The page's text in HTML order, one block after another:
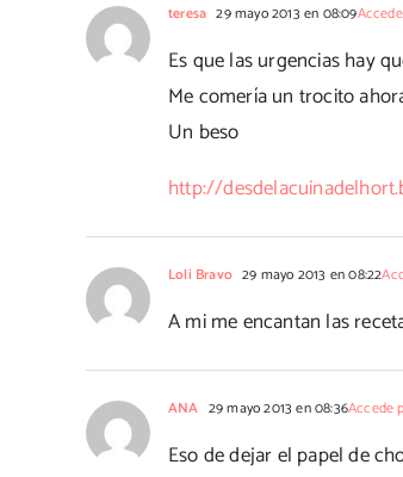
teresa 29 mayo 2013 en 08:09
Es que las urgencias hay
Me comería un trocito
Un beso
http://
Loli Bravo 29 mayo 2013 en 08:22
A mi me encantan las
ANA 29 mayo 2013 en 08:36Accede
Eso de dejar el papel de